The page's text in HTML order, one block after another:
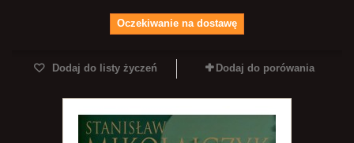
Oczekiwanie na dostawę
Dodaj do listy życzeń Dodaj do porówania